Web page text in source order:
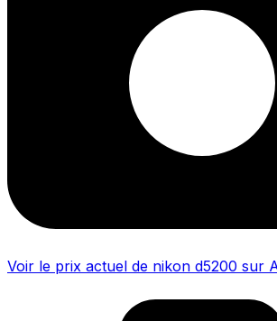
Voir le prix actuel de nikon d5200 sur